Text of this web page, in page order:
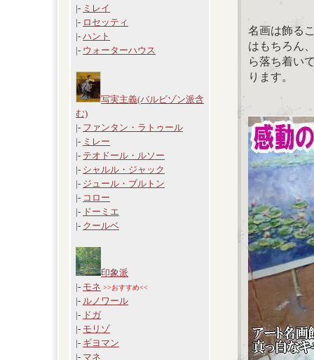
|- ミレイ
|- ロセッティ
|- ハント
|- ウォーターハウス
写実主義(バルビゾン派含
む)
|- ファンタン・ラトゥール
|- ミレー
|- テオドール・ルソー
|- シャルル・ジャック
|- ジュール・ブルトン
|- コロー
|- ドーミエ
|- クールベ
印象派
|- モネ >>おすすめ<<
|- ルノワール
|- ドガ
|- モリゾ
|- ギヨマン
|- マネ
名画は飾る
はもちろん
ら落ち着い
ります。